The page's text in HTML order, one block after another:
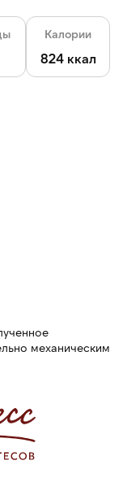
отжима
оливок.
овощных
с
Калории
824 ккал
механическим